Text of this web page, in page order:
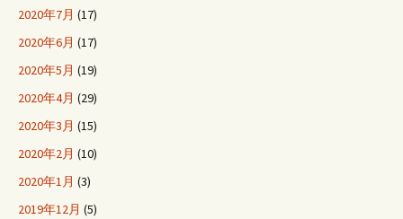
2020年7月 (17)
2020年6月 (17)
2020年5月 (19)
2020年4月 (29)
2020年3月 (15)
2020年2月 (10)
2020年1月 (3)
2019年12月 (5)